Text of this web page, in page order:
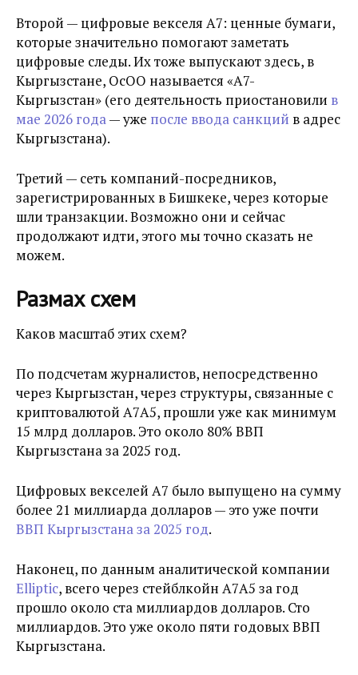
Второй — цифровые векселя А7: ценные бумаги,
которые значительно помогают заметать
цифровые следы. Их тоже выпускают здесь, в
Кыргызстане, ОсОО называется «А7-
Кыргызстан» (его деятельность приостановили в
мае 2026 года— уже после ввода санкций в адрес
Кыргызстана).
Третий — сеть компаний-посредников,
зарегистрированных в Бишкеке, через которые
шли транзакции. Возможно они и сейчас
продолжают идти, этого мы точно сказать не
можем.
Размах схем
Каков масштаб этих схем?
По подсчетам журналистов, непосредственно
через Кыргызстан, через структуры, связанные с
криптовалютой А7А5, прошли уже как минимум
15 млрд долларов. Это около 80% ВВП
Кыргызстана за 2025 год.
Цифровых векселей А7 было выпущено на сумму
более 21 миллиарда долларов — это уже почти
ВВП Кыргызстана за 2025 год.
Наконец, по данным аналитической компании
Elliptic, всего через стейблкойн А7А5 за год
прошло около ста миллиардов долларов. Сто
миллиардов. Это уже около пяти годовых ВВП
Кыргызстана.